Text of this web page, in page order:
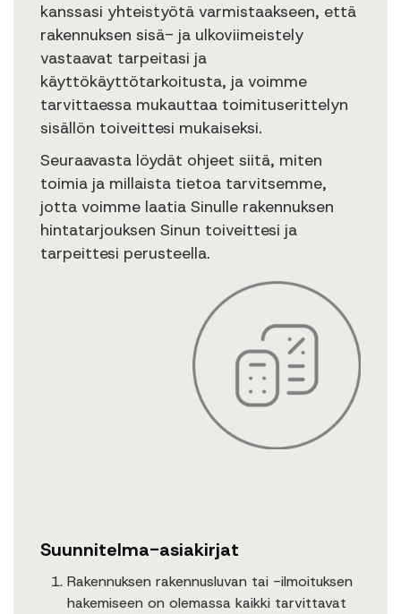
kanssasi yhteistyötä varmistaakseen, että
rakennuksen sisä- ja ulkoviimeistely
vastaavat tarpeitasi ja
käyttökäyttötarkoitusta, ja voimme
tarvittaessa mukauttaa toimituserittelyn
sisällön toiveittesi mukaiseksi.
Seuraavasta löydät ohjeet siitä, miten
toimia ja millaista tietoa tarvitsemme,
jotta voimme laatia Sinulle rakennuksen
hintatarjouksen Sinun toiveittesi ja
tarpeittesi perusteella.
Suunnitelma-asiakirjat
Rakennuksen rakennusluvan tai -ilmoituksen
hakemiseen on olemassa kaikki tarvittavat